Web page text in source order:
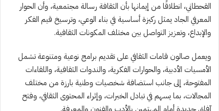
القحطاني، انطلاقًا من إيمانها بأن الثقافة رسالة مجتمعية، وأن الحوار
المعرفي الجاد يمثل ركيزة أساسية في بناء الوعي، وترسيخ قيم الفكر
والإبداع، وتعزيز التواصل بين مختلف المكونات الثقافية.
ويعمل صالون قامات الثقافي على تقديم برامج نوعية ومتنوعة تشمل
الأمسيات الأدبية، والحوارات الفكرية، والندوات الثقافية، واللقاءات
المفتوحة، إلى جانب استضافة شخصيات وطنية بارزة من مختلف
المجالات، بما يسهم في تبادل الخبرات، وإثراء المحتوى الثقافي، وفتح